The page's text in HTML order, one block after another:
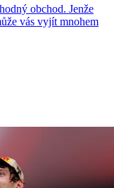
obchod. Jenže
vás vyjít mnohem